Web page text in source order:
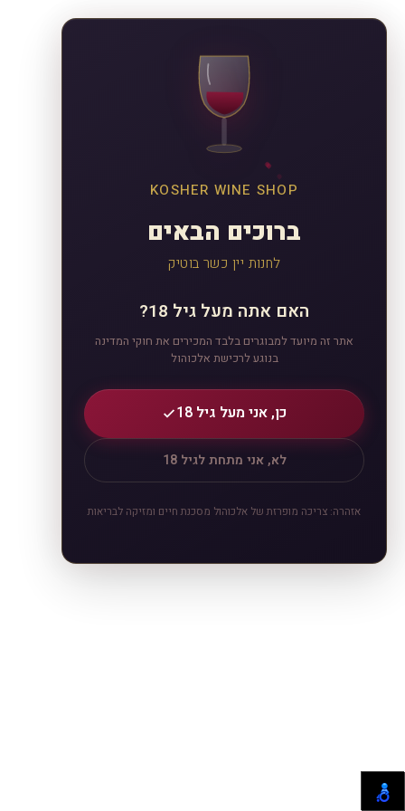
KOSHER WINE SHOP
ברוכים הבאים
לחנות יין כשר בוטיק
האם אתה מעל גיל 18?
אתר זה מיועד למבוגרים בלבד המכירים את חוקי המדינה
בנוגע לרכישת אלכוהול
כן, אני מעל גיל 18
לא, אני מתחת לגיל 18
אזהרה: צריכה מופרזת של אלכוהול מסכנת חיים ומזיקה לבריאות